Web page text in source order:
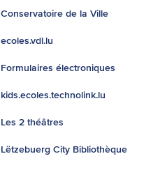
Conservatoire de la Ville
ecoles.vdl.lu
Formulaires électroniques
kids.ecoles.technolink.lu
Les 2 théâtres
Lëtzebuerg City Bibliothèque